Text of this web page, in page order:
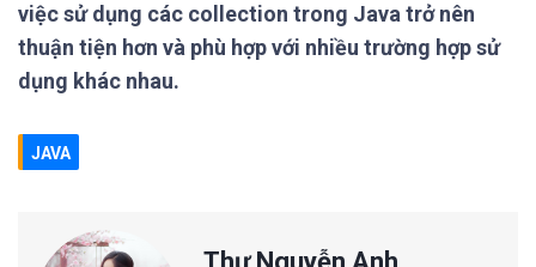
việc sử dụng các collection trong Java trở nên
thuận tiện hơn và phù hợp với nhiều trường hợp sử
dụng khác nhau.
JAVA